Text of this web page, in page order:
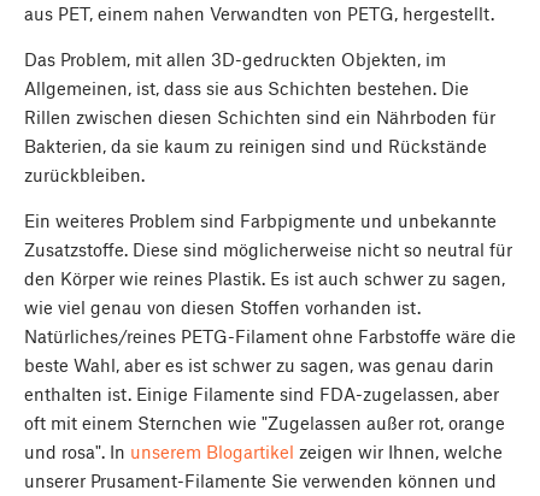
aus PET, einem nahen Verwandten von PETG, hergestellt.
Das Problem, mit allen 3D-gedruckten Objekten, im
Allgemeinen, ist, dass sie aus Schichten bestehen. Die
Rillen zwischen diesen Schichten sind ein Nährboden für
Bakterien, da sie kaum zu reinigen sind und Rückstände
zurückbleiben.
Ein weiteres Problem sind Farbpigmente und unbekannte
Zusatzstoffe. Diese sind möglicherweise nicht so neutral für
den Körper wie reines Plastik. Es ist auch schwer zu sagen,
wie viel genau von diesen Stoffen vorhanden ist.
Natürliches/reines PETG-Filament ohne Farbstoffe wäre die
beste Wahl, aber es ist schwer zu sagen, was genau darin
enthalten ist. Einige Filamente sind FDA-zugelassen, aber
oft mit einem Sternchen wie "Zugelassen außer rot, orange
und rosa". In unserem Blogartikel zeigen wir Ihnen, welche
unserer Prusament-Filamente Sie verwenden können und